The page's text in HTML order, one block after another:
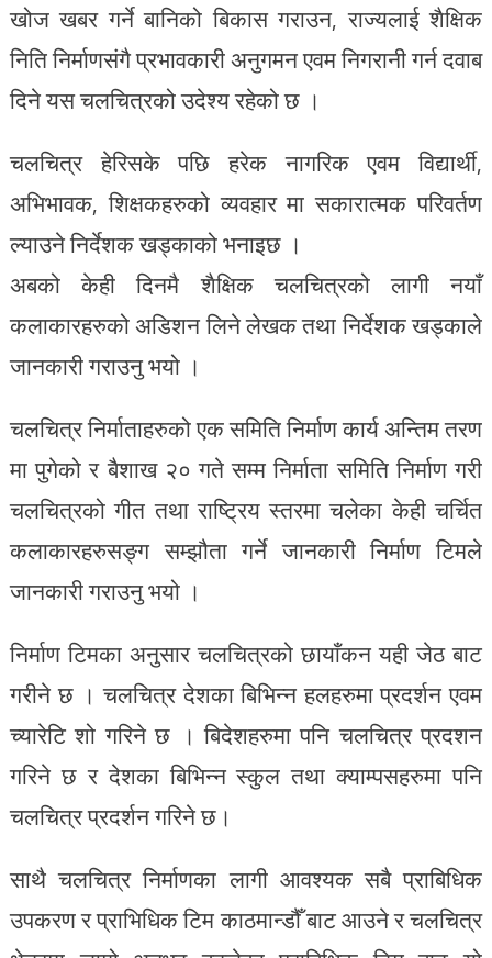
खोज खबर गर्ने बानिको बिकास गराउन, राज्यलाई शैक्षिक
निति निर्माणसंगै प्रभावकारी अनुगमन एवम निगरानी गर्न दवाब
दिने यस चलचित्रको उदेश्य रहेको छ ।
चलचित्र हेरिसके पछि हरेक नागरिक एवम विद्यार्थी,
अभिभावक, शिक्षकहरुको व्यवहार मा सकारात्मक परिवर्तण
ल्याउने निर्देशक खड्काको भनाइछ ।
अबको केही दिनमै शैक्षिक चलचित्रको लागी नयाँ
कलाकारहरुको अडिशन लिने लेखक तथा निर्देशक खड्काले
जानकारी गराउनु भयो ।
चलचित्र निर्माताहरुको एक समिति निर्माण कार्य अन्तिम तरण
मा पुगेको र बैशाख २० गते सम्म निर्माता समिति निर्माण गरी
चलचित्रको गीत तथा राष्ट्रिय स्तरमा चलेका केही चर्चित
कलाकारहरुसङ्ग सम्झौता गर्ने जानकारी निर्माण टिमले
जानकारी गराउनु भयो ।
निर्माण टिमका अनुसार चलचित्रको छायाँकन यही जेठ बाट
गरीने छ । चलचित्र देशका बिभिन्न हलहरुमा प्रदर्शन एवम
च्यारेटि शो गरिने छ । बिदेशहरुमा पनि चलचित्र प्रदशन
गरिने छ र देशका बिभिन्न स्कुल तथा क्याम्पसहरुमा पनि
चलचित्र प्रदर्शन गरिने छ।
साथै चलचित्र निर्माणका लागी आवश्यक सबै प्राबिधिक
उपकरण र प्राभिधिक टिम काठमान्डौँ बाट आउने र चलचित्र